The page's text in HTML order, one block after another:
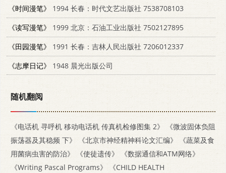
《时间漫笔》
1994 长春：时代文艺出版社 7538708103
《读写漫笔》
1999 北京：石油工业出版社 7502127895
《田园漫笔》
1991 长春：吉林人民出版社 7206012337
《志摩日记》
1948 晨光出版公司
随机翻阅
《电话机 寻呼机 移动电话机 传真机检修图集 2》
《微波固体负阻
振荡器及其稳频 下》
《北京市神经精神科论文汇编》
《蔬菜及食
用菌病虫害的防治》
《使徒遗传》
《数据通信和ATM网络》
《Writing Pascal Programs》
《CHILD HEALTH